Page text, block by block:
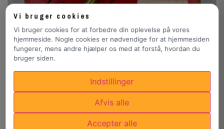
5.6x52 R Norma
300,00kr.
Vi bruger cookies
Vi bruger cookies for at forbedre din oplevelse på vores
hjemmeside. Nogle cookies er nødvendige for at hjemmesiden
fungerer, mens andre hjælper os med at forstå, hvordan du
bruger siden.
Indstillinger
Afvis alle
Accepter alle